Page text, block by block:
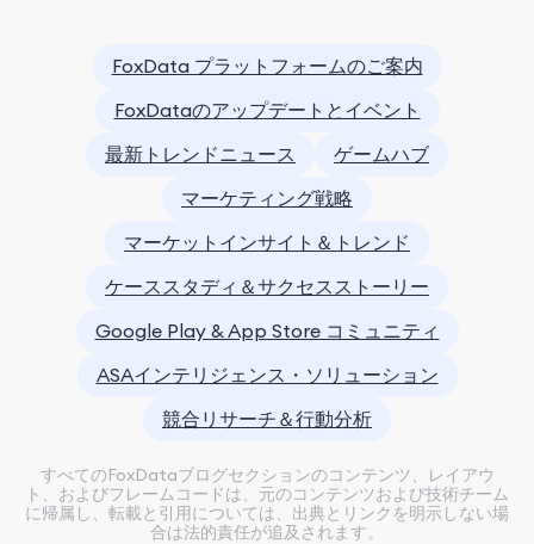
FoxData プラットフォームのご案内
FoxDataのアップデートとイベント
最新トレンドニュース
ゲームハブ
マーケティング戦略
マーケットインサイト＆トレンド
ケーススタディ＆サクセスストーリー
Google Play & App Store コミュニティ
ASAインテリジェンス・ソリューション
競合リサーチ＆行動分析
すべてのFoxDataブログセクションのコンテンツ、レイアウ
ト、およびフレームコードは、元のコンテンツおよび技術チーム
に帰属し、転載と引用については、出典とリンクを明示しない場
合は法的責任が追及されます。